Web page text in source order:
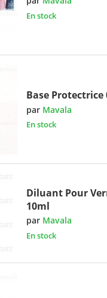
En stock
Base Protectrice
par Mavala
En stock
Diluant Pour
10ml
par Mavala
En stock